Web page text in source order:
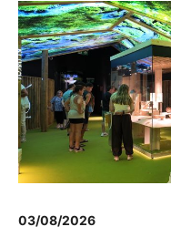
03/08/2026